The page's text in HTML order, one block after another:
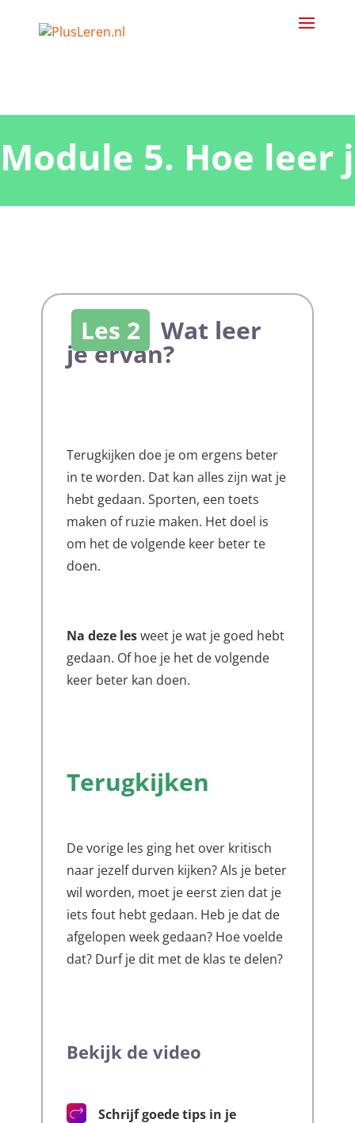
Module 5. Hoe
Les 2 Wat leer
je ervan?
Terugkijken doe je om ergens beter
in te worden. Dat kan alles zijn wat je
hebt gedaan. Sporten, een toets
maken of ruzie maken. Het doel is
om het de volgende keer beter te
doen.
Na deze lesweet je wat je goed hebt
gedaan. Of hoe je het de volgende
keer beter kan doen.
Terugkijken
De vorige les ging het over kritisch
naar jezelf durven kijken? Als je beter
wil worden, moet je eerst zien dat je
iets fout hebt gedaan. Heb je dat de
afgelopen week gedaan? Hoe voelde
dat? Durf je dit met de klas te delen?
Bekijk de video
Schrijf goede tips in je